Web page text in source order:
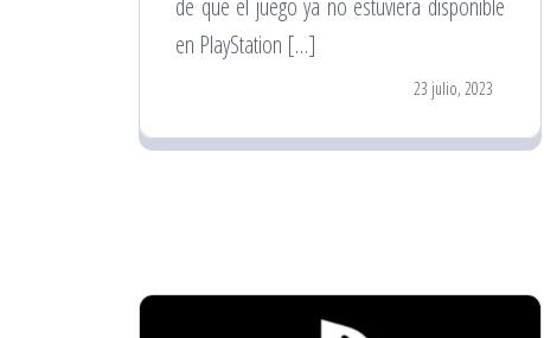
de que el juego ya no estuviera disponible
en PlayStation […]
23 julio, 2023